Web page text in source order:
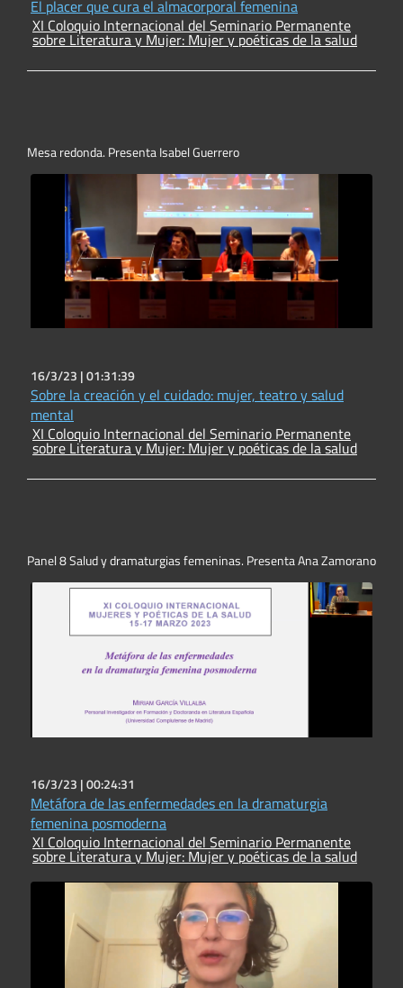
El placer que cura el almacorporal femenina
XI Coloquio Internacional del Seminario Permanente
sobre Literatura y Mujer: Mujer y poéticas de la salud
Mesa redonda. Presenta Isabel Guerrero
16/3/23 |01:31:39
Sobre la creación y el cuidado: mujer, teatro y salud
mental
XI Coloquio Internacional del Seminario Permanente
sobre Literatura y Mujer: Mujer y poéticas de la salud
Panel 8 Salud y dramaturgias femeninas. Presenta Ana Zamorano
16/3/23 |00:24:31
Metáfora de las enfermedades en la dramaturgia
femenina posmoderna
XI Coloquio Internacional del Seminario Permanente
sobre Literatura y Mujer: Mujer y poéticas de la salud